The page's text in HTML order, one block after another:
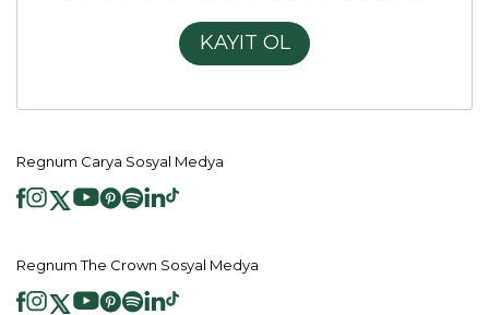
KAYIT OL
Regnum Carya Sosyal Medya
Regnum The Crown Sosyal Medya